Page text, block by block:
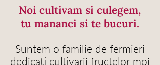
Noi cultivam si culegem,
tu mananci si te bucuri.
Suntem o familie de fermieri
dedicati cultivarii fructelor moi